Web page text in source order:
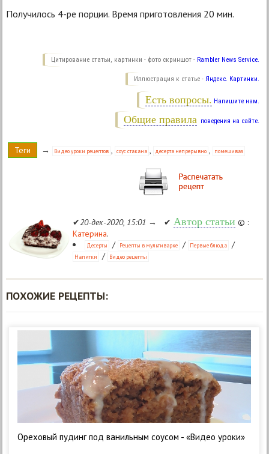
Получилось 4-ре порции. Время приготовления 20 мин.
Цитирование статьи, картинки - фото скриншот - Rambler News Service.
Иллюстрация к статье - Яндекс. Картинки.
Есть вопросы. Напишите нам.
Общие правила поведения на сайте.
Теги → Видео уроки рецептов , соус стакана , десерта непрерывно , помешивая
✔20-дек-2020, 15:01 → ✔ Автор статьи © :
Катерина.
Десерты / Рецепты в мультиварке / Первые блюда /
Напитки / Видео рецепты
ПОХОЖИЕ РЕЦЕПТЫ:
Ореховый пудинг под ванильным соусом - «Видео уроки»